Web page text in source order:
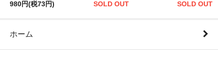
980円(税73円)
SOLD OUT
SOLD OUT
ホーム